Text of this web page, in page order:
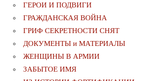
ГЕРОИ И ПОДВИГИ
ГРАЖДАНСКАЯ ВОЙНА
ГРИФ СЕКРЕТНОСТИ СНЯТ
ДОКУМЕНТЫ и МАТЕРИАЛЫ
ЖЕНЩИНЫ В АРМИИ
ЗАБЫТОЕ ИМЯ